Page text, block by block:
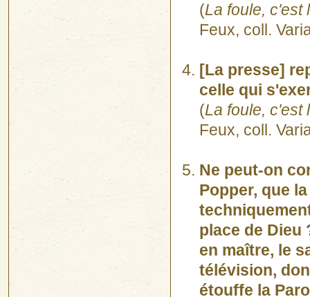
(La foule, c'est
Feux, coll.
[La presse]
celle qui
(La foule, c'est
Feux, coll.
Ne peut-on
Popper, que
place de Dieu
en maître, le
télévision,
étouffe la